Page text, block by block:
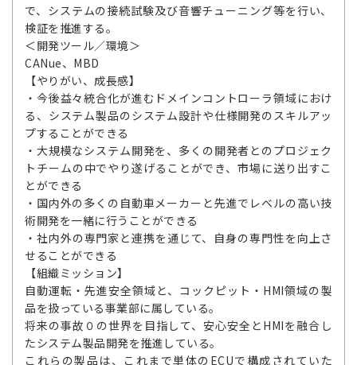
で、システムの接続試験及び音響チューニング等を行い、
検証を推進する。
＜開発ツール／環境＞
CANue、MBD
【やりがい、成長感】
・今後益々統合化が進むドメインコントローラ領域におけ
る、システム製品のシステム設計や仕様開発のスキルアッ
プすることができる
・大規模なシステム開発を、多くの開発者とのプロジェク
トチームの中でやり遂げることができ、市場に送り出すこ
とができる
・国内外の多くの自動車メーカーと先進でレベルの高い技
術開発を一緒に行うことができる
・社内外の専門家と連携を通じて、自身の専門性を向上さ
せることができる
【組織ミッション】
自動運転・先進安全領域と、コックピット・HMI領域の製
品を扱っている事業部に属している。
将来の事故０の世界を目指して、安心安全とHMIを融合し
たシステム製品開発を推進している。
これらの製品は、これまで単体のECUで構成されていた